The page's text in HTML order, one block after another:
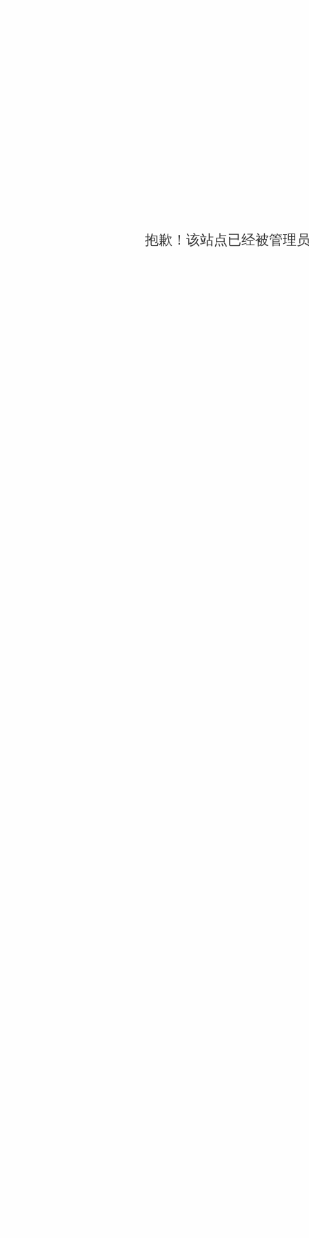
抱歉！该站点已经被管理